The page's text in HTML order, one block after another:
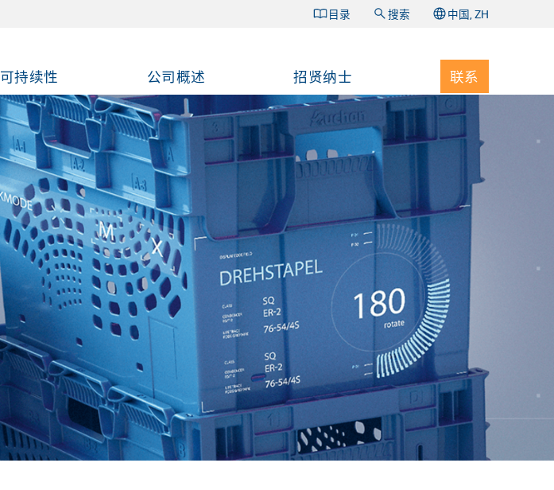
目录 搜索 中国, ZH
耐用且节省空间的可
嵌套容器，实现高效
物流
通过创新的可嵌套容器优化您的物
流。专为无缝自动化、人体工学操
作以及跨零售、电商和食品行业的
多功能应用而设计。
可持续性 公司概述 招贤纳士 联系